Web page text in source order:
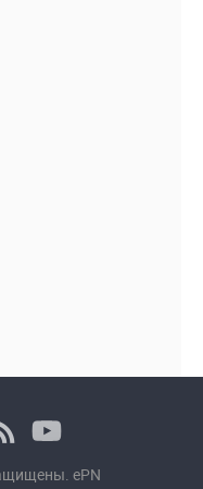
ePN